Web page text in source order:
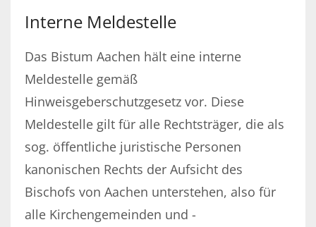
Interne Meldestelle
Das Bistum Aachen hält eine interne
Meldestelle gemäß
Hinweisgeberschutzgesetz vor. Diese
Meldestelle gilt für alle Rechtsträger, die als
sog. öffentliche juristische Personen
kanonischen Rechts der Aufsicht des
Bischofs von Aachen unterstehen, also für
alle Kirchengemeinden und -